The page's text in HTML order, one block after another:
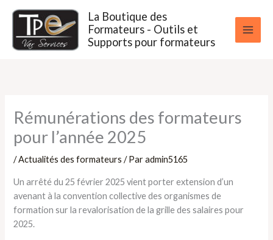
contenu
La Boutique des
Formateurs - Outils et
Supports pour formateurs
Rémunérations des formateurs
pour l’année 2025
/Actualités des formateurs / Paradmin5165
Un arrêté du 25 février 2025 vient porter extension d’un
avenant à la convention collective des organismes de
formation sur la revalorisation de la grille des salaires pour
2025.